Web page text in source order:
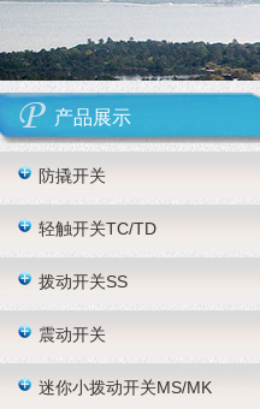
产品展示
防撬开关
轻触开关TC/TD
拨动开关SS
震动开关
迷你小拨动开关MS/MK